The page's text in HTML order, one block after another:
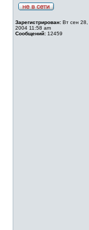
Зарегистрирован: Вт сен 28,
2004 11:58 am
Сообщений: 12459